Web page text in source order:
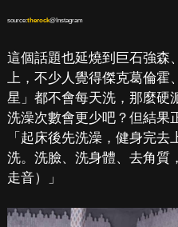
source:therock@Instagram
這個話題也延燒到巨石強森
上，不少人覺得傑克葛倫
星」都不會每天洗，那麼硬
洗澡次數會更少吧？但結果
「起床後先洗澡，健身完
洗。洗臉、洗身體、去角質
走音）」